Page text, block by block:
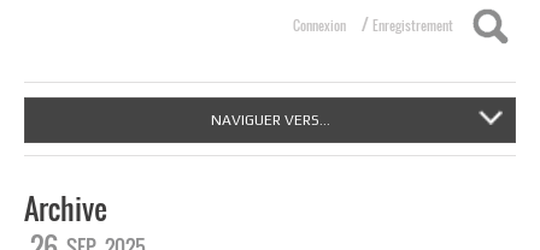
Connexion / Enregistrement
NAVIGUER VERS...
Archive